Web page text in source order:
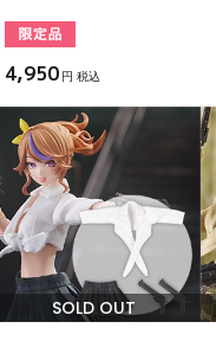
4,950 円 税込
SOLD OUT